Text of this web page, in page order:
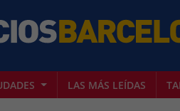
LAS MÁS LEÍDAS